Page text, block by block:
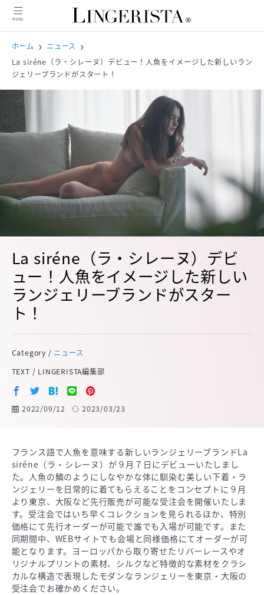
MENU
ニュース
インタビュー
商品紹介
ピックアップ記事
ホーム
ニュース
La siréne（ラ・シレーヌ）デビュー！人魚をイメージした新しいラン
ジェリーブランドがスタート！
La siréne（ラ・シレーヌ）デビ
ュー！人魚をイメージした新しい
ランジェリーブランドがスター
ト！
Category / ニュース
TEXT / LINGERISTA編集部
2022/09/12 2023/03/23
フランス語で人魚を意味する新しいランジェリーブランドLa
siréne（ラ・シレーヌ）が９月７日にデビューいたしまし
た。人魚の鱗のようにしなやかな体に馴染む美しい下着・ラ
ンジェリーを日常的に着てもらえることをコンセプトに９月
より東京、大阪など先行販売が可能な受注会を開催いたしま
す。受注会ではいち早くコレクションを見られるほか、特別
価格にて先行オーダーが可能で誰でも入場が可能です。また
同期間中、WEBサイトでも会場と同様価格にてオーダーが可
能となります。ヨーロッパから取り寄せたリバーレースやオ
リジナルプリントの素材、シルクなど特徴的な素材をクラシ
カルな構造で表現したモダンなランジェリーを東京・大阪の
受注会でお確かめください。